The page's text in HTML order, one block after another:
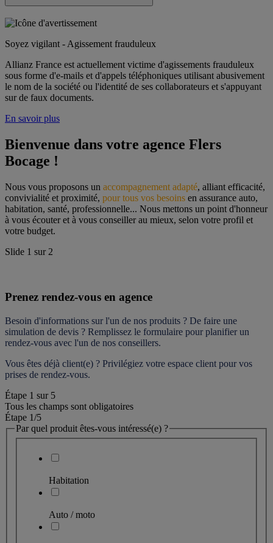
Soyez vigilant - Agissement frauduleux
Allianz France est actuellement victime d'agissements frauduleux
sous forme d'e-mails et d'appels téléphoniques utilisant abusivement
le nom de la société ou l'identité de ses collaborateurs et s'appuyant
sur de faux documents.
En savoir plus
Bienvenue dans votre agence Flers
Bocage !
Nous vous proposons un accompagnement adapté, alliant efficacité,
convivialité et proximité, pour tous vos besoins en assurance auto,
habitation, santé, professionnelle... Nous mettons un point d'honneur
à vous écouter et à vous conseiller au mieux, selon votre profil et
votre budget.
Slide 1 sur 2
Prenez rendez-vous en agence
Besoin d'informations sur l'un de nos produits ? De faire une
simulation de devis ? Remplissez le formulaire pour planifier un
rendez-vous avec l'un de nos conseillers.
Vous êtes déjà client(e) ? Privilégiez votre espace client pour vos
prises de rendez-vous.
Étape 1 sur 5
Tous les champs sont obligatoires
Étape 1/5
Par quel produit êtes-vous intéressé(e) ?
Habitation
Auto / moto